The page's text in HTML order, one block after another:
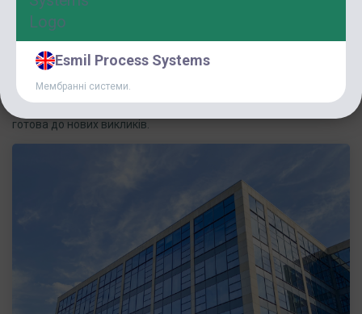
розвитку, що дозволяє бути ближче до вас, забезпечуючи ще
кращу якість контакту та обслуговування для наших клієнтів і
Новий офіс групи ESMIL розташований у діловому серці
поверсі сучасного офісного комплексу за адресою: вул.
готова до нових викликів.
Esmil Process Systems
Мембранні системи.